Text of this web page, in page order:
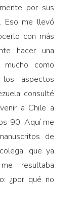
por sus
Eso me llevó
con más
hacer una
mucho como
aspectos
consulté
a Chile a
90. Aquí me
de
que ya
resultaba
¿por qué no